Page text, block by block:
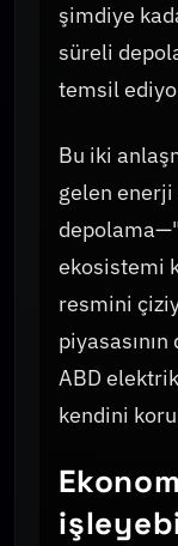
şimdiye
süreli
temsil
Bu iki
gelen
ekosistemi
resmini
ABD
kendini